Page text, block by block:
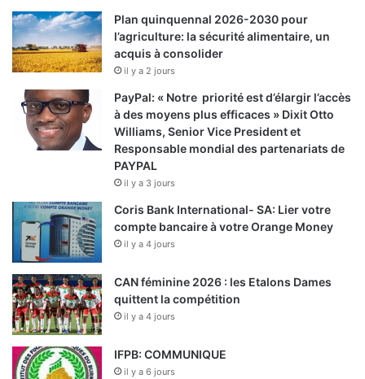
Plan quinquennal 2026-2030 pour
l’agriculture: la sécurité alimentaire, un
acquis à consolider
il y a 2 jours
PayPal: « Notre priorité est d’élargir l’accès
à des moyens plus efficaces » Dixit Otto
Williams, Senior Vice President et
Responsable mondial des partenariats de
PAYPAL
il y a 3 jours
Coris Bank International- SA: Lier votre
compte bancaire à votre Orange Money
il y a 4 jours
CAN féminine 2026 : les Etalons Dames
quittent la compétition
il y a 4 jours
IFPB: COMMUNIQUE
il y a 6 jours